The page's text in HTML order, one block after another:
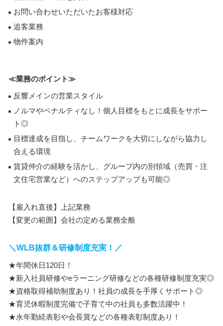
お問い合わせいただいたお客様対応
追客業務
物件案内
≪業務のポイント≫
反響メインの営業スタイル
ノルマやペナルティなし！個人目標をもとに成長をサポー
ト◎
目標達成を目指し、チームワークを大切にしながら協力し
合える環境
賃貸仲介の経験を活かし、グループ内の別領域（売買・注
文住宅営業など）へのステップアップも可能◎
【雇入れ直後】上記業務
【変更の範囲】会社の定める業務全般
＼WLB抜群＆研修制度充実！／
★年間休日120日！
★新入社員研修やeラーニング研修などの各種研修制度充実◎
★資格取得補助制度あり！社員の成長を手厚くサポート◎
★育児休暇制度完備で子育て中の社員も多数活躍中！
★永年勤続表彰や会長賞などの各種表彰制度あり！